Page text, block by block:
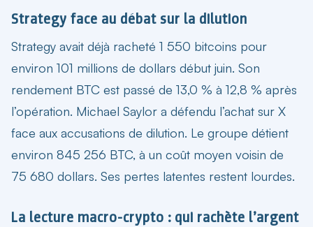
Strategy face au débat sur la dilution
Strategy avait déjà racheté 1 550 bitcoins pour
environ 101 millions de dollars début juin. Son
rendement BTC est passé de 13,0 % à 12,8 % après
l’opération. Michael Saylor a défendu l’achat sur X
face aux accusations de dilution. Le groupe détient
environ 845 256 BTC, à un coût moyen voisin de
75 680 dollars. Ses pertes latentes restent lourdes.
La lecture macro-crypto : qui rachète l’argent